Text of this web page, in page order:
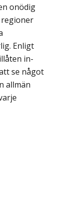
onödig
Enligt
in­
se något
allmän